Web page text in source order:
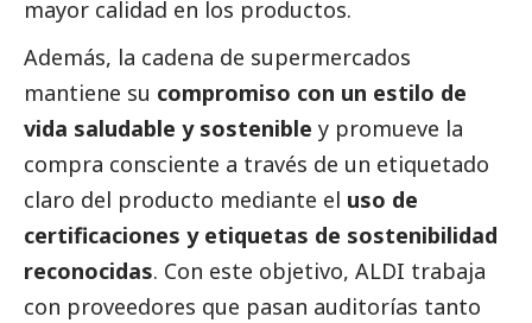
mayor calidad en los productos.
Además, la cadena de supermercados
mantiene su compromiso con un estilo de
vida saludable y sostenible y promueve la
compra consciente a través de un etiquetado
claro del producto mediante el uso de
certificaciones y etiquetas de sostenibilidad
reconocidas. Con este objetivo, ALDI trabaja
con proveedores que pasan auditorías tanto